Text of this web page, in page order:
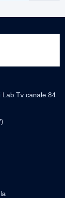
Lab Tv canale 84